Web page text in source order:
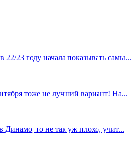
23 году начала показывать самы...
тоже не лучший вариант! На...
Динамо, то не так уж плохо, учит...